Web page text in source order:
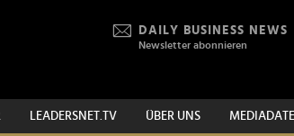
DAILY BUSINESS NEWS
Newsletter abonnieren
LEADERSNET.TV ÜBER UNS